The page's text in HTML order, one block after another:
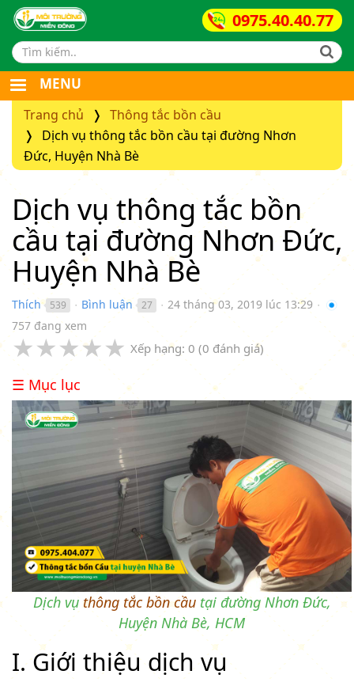
0975.40.40.77
Search form
MENU
Trang chủ
Thông tắc bồn cầu
Dịch vụ thông tắc bồn cầu tại đường Nhơn
Đức, Huyện Nhà Bè
Dịch vụ thông tắc bồn
cầu tại đường Nhơn Đức,
Huyện Nhà Bè
Thích 539 ● Bình luận 27 ● 24 tháng 03, 2019 lúc 13:29 ●
757 đang xem
★★★★★ Xếp hạng: 0 (0 đánh giá)
☰ Mục lục
Dịch vụ thông tắc bồn cầutại đường Nhơn Đức,
Huyện Nhà Bè, HCM
I. Giới thiệu dịch vụ